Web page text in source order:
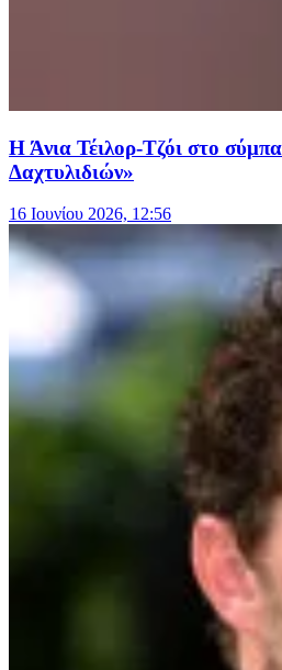
Η Άνια Τέιλορ-Τζόι στο
Δαχτυλιδιών»
16 Ιουνίου 2026, 12:56